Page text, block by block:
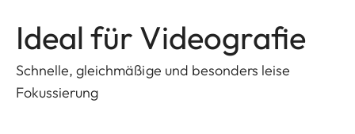
Ideal für Videografie
Schnelle, gleichmäßige und besonders leise
Fokussierung